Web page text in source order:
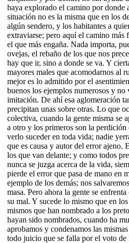
haya explorado el camino por donde
situación no es la misma que en los
algún sendero, y los habitantes a
extraviarse; pero aquí el camino más
el que más engaña. Nada importa,
ovejas, el rebaño de los que nos
hay que ir, sino a donde se va. Y
mayores males que acomodarnos al
mejor es lo admitido por el
buenos los ejemplos numerosos y
imitación. De ahí esa aglomeración
precipitan unas sobre otras. Lo que
colectiva, cuando la gente misma se
a otro y los primeros son la perdición
verlo suceder en toda vida; nadie
que es causa y autor del error ajeno.
los que van delante; y como todos
nunca se juzga acerca de la vida,
pierde el error que pasa de mano en
ejemplo de los demás; nos
masa. Pero ahora la gente se
su mal. Y sucede lo mismo que en
mismos que han nombrado a los
hayan sido nombrados, cuando ha
aprobamos y condenamos las
todo juicio que se falla por el voto de